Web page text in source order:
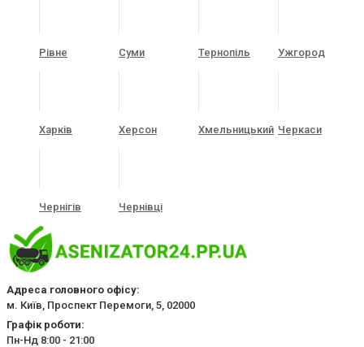
Рівне Суми Тернопіль Ужгород
Харків Херсон Хмельницький Черкаси
Чернігів Чернівці
Адреса головного офісу:
м. Київ, Проспект Перемоги, 5, 02000
Графік роботи:
Пн-Нд 8:00 - 21:00